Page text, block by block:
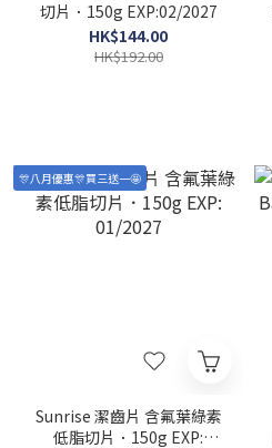
切片．150g EXP:02/2027
HK$144.00
HK$192.00
🎊八月優惠🎊買三送一🤩
Sunrise 潔齒片 含氟葉綠素
低脂切片．150g EXP: